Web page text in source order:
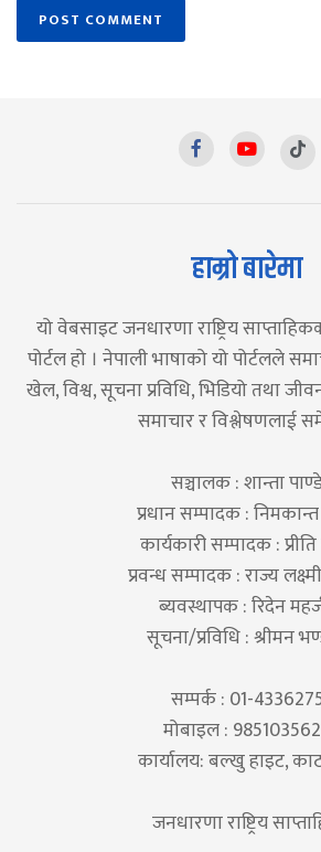
हाम्रो बारेमा
यो वेबसाइट जनधारणा राष्ट्रिय
पोर्टल हो । नेपाली भाषाको यो पोर्टलले
खेल, विश्व, सूचना प्रविधि, भिडियो तथा
समाचार र विश्लेषणलाई
सञ्चालक : शान्ता
प्रधान सम्पादक :
कार्यकारी सम्पादक :
प्रवन्ध सम्पादक : राज्य
ब्यवस्थापक : रिदेन
सूचना/प्रविधि : श्रीमन
सम्पर्क : 01-
मोबाइल :
कार्यालय: बल्खु हाइट,
जनधारणा राष्ट्रिय